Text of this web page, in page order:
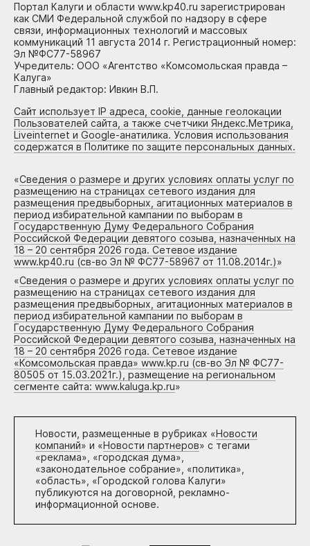
Портал Калуги и области www.kp40.ru зарегистрирован
как СМИ Федеральной службой по надзору в сфере
связи, информационных технологий и массовых
коммуникаций 11 августа 2014 г. Регистрационный номер:
Эл №ФС77-58967
Учредитель: ООО «Агентство «Комсомольская правда –
Калуга»
Главный редактор: Ивкин В.П.
Сайт использует IP адреса, cookie, данные геолокации
Пользователей сайта, а также счетчики Яндекс.Метрика,
Liveinternet и Google-анатилика. Условия использования
содержатся в Политике по защите персональных данных.
«Сведения о размере и других условиях оплаты услуг по
размещению на страницах сетевого издания для
размещения предвыборных, агитационных материалов в
период избирательной кампании по выборам в
Государственную Думу Федерального Собрания
Российской Федерации девятого созыва, назначенных на
18 – 20 сентября 2026 года. Сетевое издание
www.kp40.ru (св-во Эл № ФС77-58967 от 11.08.2014г.)»
«Сведения о размере и других условиях оплаты услуг по
размещению на страницах сетевого издания для
размещения предвыборных, агитационных материалов в
период избирательной кампании по выборам в
Государственную Думу Федерального Собрания
Российской Федерации девятого созыва, назначенных на
18 – 20 сентября 2026 года. Сетевое издание
«Комсомольская правда» www.kp.ru (св-во Эл № ФС77-
80505 от 15.03.2021г.), размещение на региональном
сегменте сайта: www.kaluga.kp.ru»
Новости, размещенные в рубриках «Новости
компаний» и «Новости партнеров» с тегами
«реклама», «городская дума»,
«законодательное собрание», «политика»,
«область», «Городской голова Калуги»
публикуются на договорной, рекламно-
информационной основе.